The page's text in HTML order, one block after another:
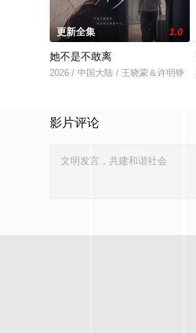
更新全集 1.0
她不是不敢离
2026 / 中国大陆 / 王晓蒙＆许明铮
影片评论